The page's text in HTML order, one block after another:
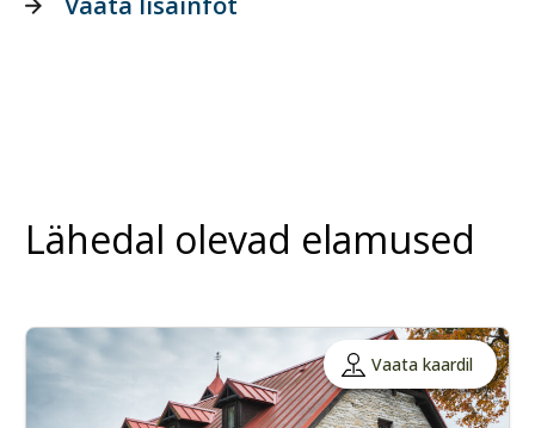
Lähedal olevad elamused
Vaata kaardil